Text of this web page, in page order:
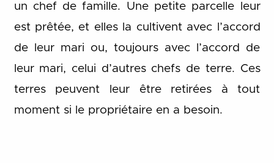
un chef de famille. Une petite parcelle leur
est prêtée, et elles la cultivent avec l’accord
de leur mari ou, toujours avec l’accord de
leur mari, celui d’autres chefs de terre. Ces
terres peuvent leur être retirées à tout
moment si le propriétaire en a besoin.